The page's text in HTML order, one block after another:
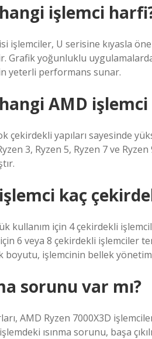
işlemci
işlemciler, U serisine kıyasla
Grafik yoğunluklu
yeterli performans sunar.
AMD işlemci
çekirdekli yapıları sayesinde
3, Ryzen 5, Ryzen 7 ve
kaç
kullanım için 4 çekirdekli
6 veya 8 çekirdekli işlemciler
boyutu, işlemcinin bellek
sorunu var mı?
AMD Ryzen 7000X3D
ısınma sorunu, başa